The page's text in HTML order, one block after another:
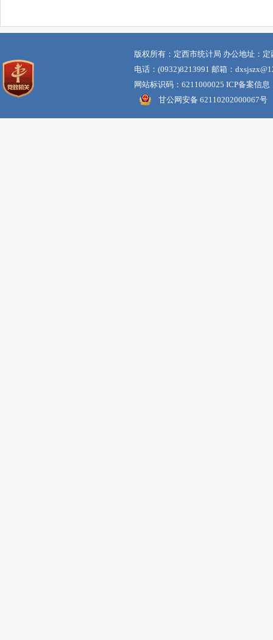
版权所有：定西市统计局 办公地址：
电话：(0932)8213991 邮箱：
网站标识码：6211000025 ICP备案信息
甘公网安备 62110202000067号